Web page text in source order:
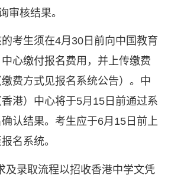
审核结果。
考生须在4月30日前向中国教育
心缴付报名费用，并上传缴费
费方式见报名系统公告）。中
港）中心将于5月15日前通过系
认结果。考生应于6月15日前上
名系统。
及录取流程以招收香港中学文凭